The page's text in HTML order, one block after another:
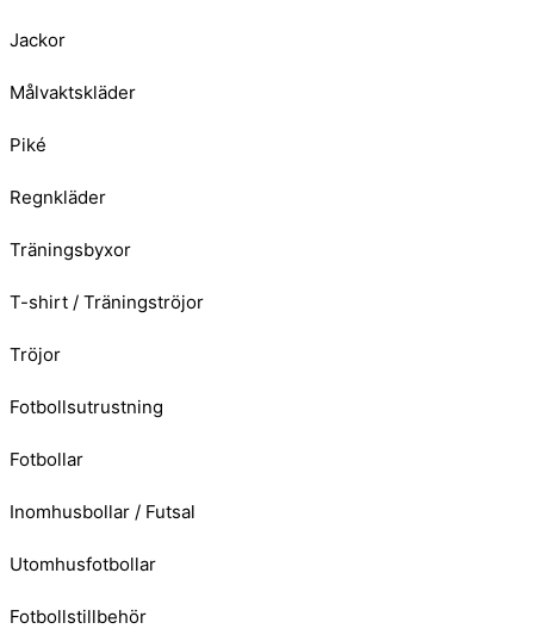
Jackor
Målvaktskläder
Piké
Regnkläder
Träningsbyxor
T-shirt / Träningströjor
Tröjor
Fotbollsutrustning
Fotbollar
Inomhusbollar / Futsal
Utomhusfotbollar
Fotbollstillbehör